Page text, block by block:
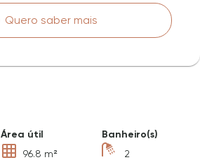
Quero saber mais
Área útil
96.8 m²
Banheiro(s)
2